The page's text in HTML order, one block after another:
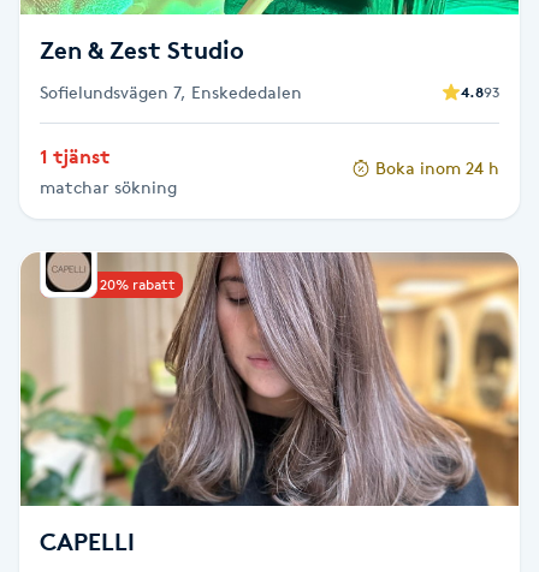
K18
Kemisk peeling
Keratinbehandling
Kinesisk medicin
Kiropraktik
Zen & Zest Studio
Sofielundsvägen 7, Enskededalen 4.893
1 tjänst
matchar sökning
Boka inom 24 h
Upp till 20% rabatt
CAPELLI